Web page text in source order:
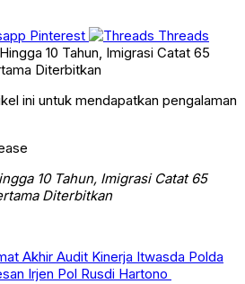
Pinterest Threads
ini untuk mendapatkan pengalaman
10 Tahun, Imigrasi Catat 65
Diterbitkan
Akhir Audit Kinerja Itwasda Polda
Irjen Pol Rusdi Hartono